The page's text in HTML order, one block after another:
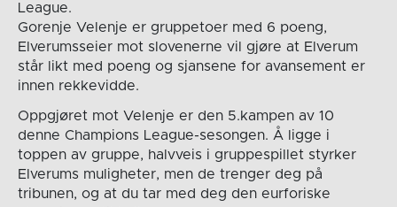
League.
Gorenje Velenje er gruppetoer med 6 poeng,
Elverumsseier mot slovenerne vil gjøre at Elverum
står likt med poeng og sjansene for avansement er
innen rekkevidde.
Oppgjøret mot Velenje er den 5.kampen av 10
denne Champions League-sesongen. Å ligge i
toppen av gruppe, halvveis i gruppespillet styrker
Elverums muligheter, men de trenger deg på
tribunen, og at du tar med deg den eurforiske